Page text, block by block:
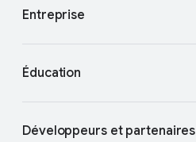
Entreprise
Éducation
Développeurs et partenaires